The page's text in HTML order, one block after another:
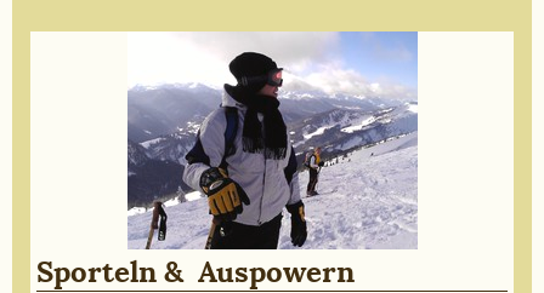
Sporteln & Auspowern